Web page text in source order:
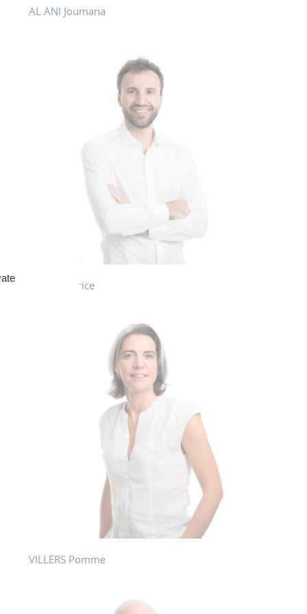
AL ANI Joumana
PENEAU Brice
VILLERS Pomme